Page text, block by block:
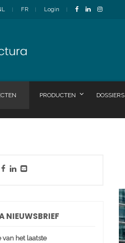
FR Login
PRODUCTEN DOSSIERS
NIEUWSBRIEF
van het laatste